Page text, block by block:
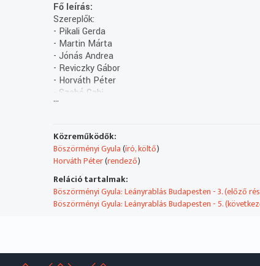
Fő leírás:
Szereplők:
- Pikali Gerda
- Martin Márta
- Jónás Andrea
- Reviczky Gábor
- Horváth Péter
- Szabó Gabi
- Gálvölgyi János
- Takács Katalin
- Szűcs Nelli
...
Közreműködők:
Böszörményi Gyula(író, költő)
Horváth Péter(rendező)
Reláció tartalmak:
Böszörményi Gyula: Leányrablás Budapesten - 3. (előző
Böszörményi Gyula: Leányrablás Budapesten - 5.